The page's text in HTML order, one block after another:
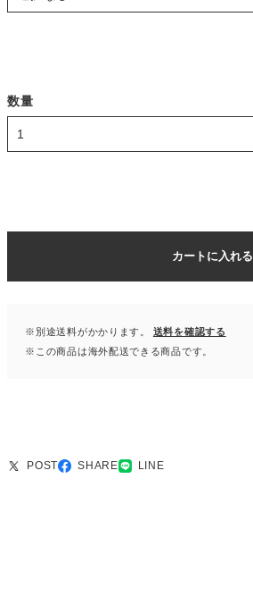
数量
カートに入れる
※別途送料がかかります。
送料を確認する
※この商品は海外配送できる商品です。
POST SHARE LINE